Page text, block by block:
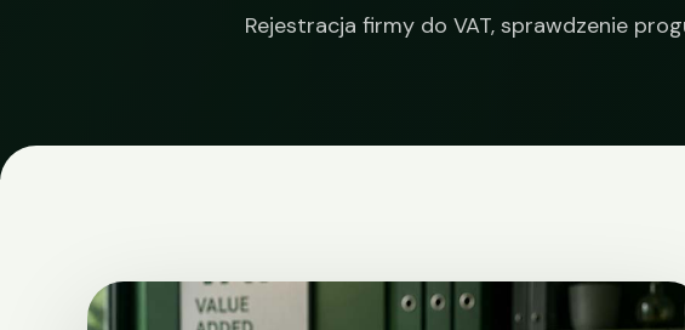
Rejestracja firmy do VAT, sprawdzenie